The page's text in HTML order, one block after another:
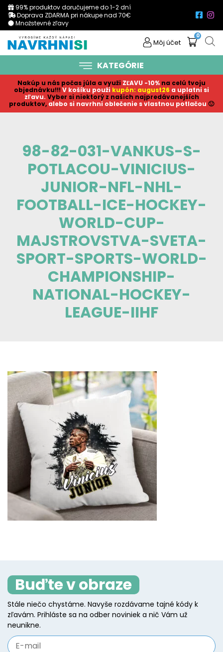
99% produktov doručujeme do 1-2 dní
Doprava ZDARMA pri nákupe nad 70€
Množstevné zľavy
Môj účet
0
KATEGÓRIE
Nakúp u nás počas júla a využi ZĽAVU -10% na celú tvoju
objednávku!!! V košíku použi kupón: august26 a uplatni si
zľavu. Vyber si niektorý z našich najpredávanejších
produktov, alebo si navrhni oblečenie s vlastnou potlačou 🙂
98-82-031-VANKUS-S-
POTLACOU-VINICIUS-
JUNIOR-NFL-NHL-
FOOTBALL-ICE-HOCKEY-
WORLD-CUP-
MAJSTROVSTVA-SVETA-
SPORT-SPORTS-WORLD-
CHAMPIONSHIP-
NATIONAL-HOCKEY-
LEAGUE-IIHF
Buďte v obraze
Stále niečo chystáme. Navyše rozdávame tajné kódy k
zľavám. Prihláste sa na odber noviniek a nič Vám už
neunikne.